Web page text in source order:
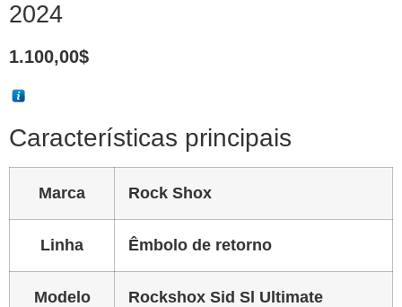
2024
1.100,00$
Características principais
Marca Rock Shox
Linha Êmbolo de retorno
Modelo Rockshox Sid Sl Ultimate